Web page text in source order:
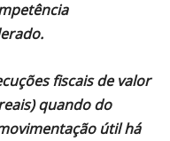
fiscais de valor
quando do
útil há